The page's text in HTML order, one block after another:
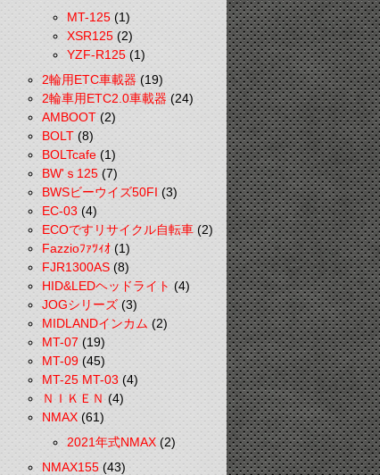
MT-125(1)
XSR125(2)
YZF-R125(1)
2輪用ETC車載器(19)
2輪車用ETC2.0車載器(24)
AMBOOT(2)
BOLT(8)
BOLTcafe(1)
BW'ｓ125(7)
BWSビーウイズ50FI(3)
EC-03(4)
ECOですリサイクル自転車(2)
Fazzioﾌｧﾂｨｵ(1)
FJR1300AS(8)
HID&LEDヘッドライト(4)
JOGシリーズ(3)
MIDLANDインカム(2)
MT-07(19)
MT-09 (45)
MT-25 MT-03(4)
ＮＩＫＥＮ(4)
NMAX(61)
2021年式NMAX(2)
NMAX155(43)